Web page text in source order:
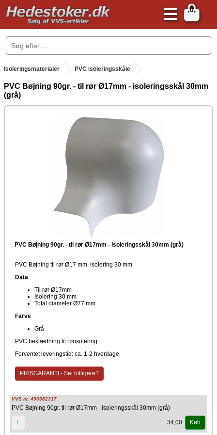
0
.
Isoleringsmaterialer PVC isoleringsskåle
PVC Bøjning 90gr. - til rør Ø17mm - isoleringsskål 30mm
(grå)
PVC Bøjning 90gr. - til rør Ø17mm - isoleringsskål 30mm (grå)
PVC Bøjning til rør Ø17 mm. Isolering 30 mm
Data
Til rør Ø17mm
Isolering 30 mm
Total diameter Ø77 mm
Farve
Grå
PVC beklædning til rørisolering
Forventet leveringstid: ca. 1-2 hverdage
PRISGARANTI - Set billigere?
VVS nr. 490382317
PVC Bøjning 90gr. til rør Ø17mm - isoleringsskål 30mm (grå)
L 34,00 Køb